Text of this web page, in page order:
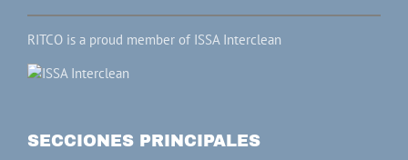
RITCO is a proud member of ISSA Interclean
SECCIONES PRINCIPALES